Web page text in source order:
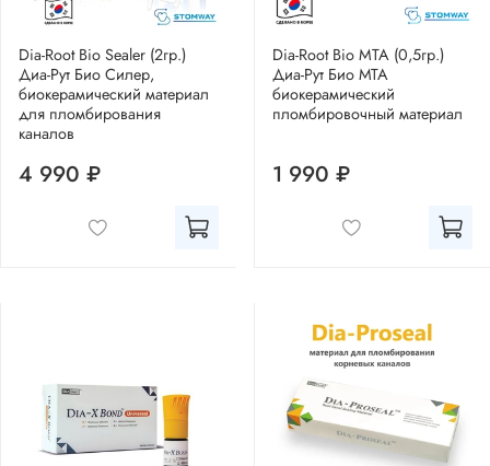
Dia-Root Bio Sealer (2гр.)
Диа-Рут Био Силер,
биокерамический материал
для пломбирования
каналов
4 990 ₽
Dia-Root Bio MTA (0,5гр.)
Диа-Рут Био МТА
биокерамический
пломбировочный материал
1 990 ₽